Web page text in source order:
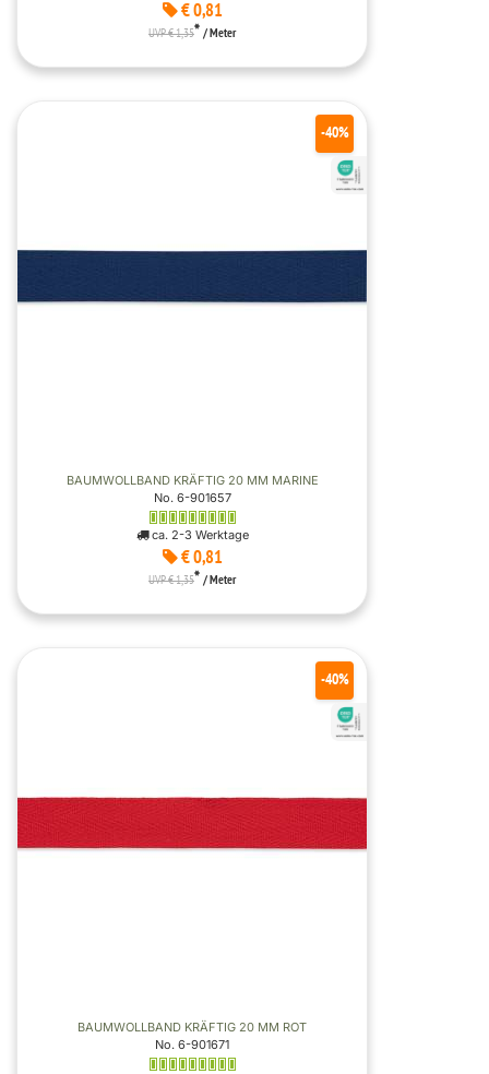
€ 0,81
UVP € 1,35* / Meter
BAUMWOLLBAND KRÄFTIG 20 MM MARINE
No. 6-901657
ca. 2-3 Werktage
€ 0,81
-40%
UVP € 1,35* / Meter
BAUMWOLLBAND KRÄFTIG 20 MM ROT
No. 6-901671
-40%